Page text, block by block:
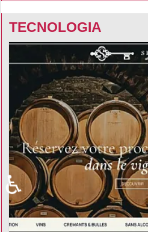
TECNOLOGIA